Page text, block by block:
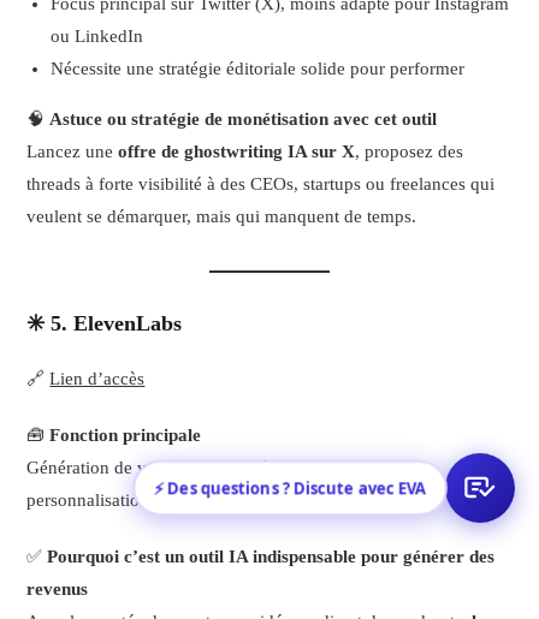
ou LinkedIn
Nécessite une stratégie éditoriale solide pour performer
🧠 Astuce ou stratégie de monétisation avec cet outil
Lancez uneoffre de ghostwriting IA sur X, proposez des
threads à forte visibilité à des CEOs, startups ou freelances qui
veulent se démarquer, mais qui manquent de temps.
✳️ 5. ElevenLabs
🔗Lien d’accès
🧰Fonction principale
Génération de voix humaines réalistes par IA, avec
personnalisation complète.
✅Pourquoi c’est un outil IA indispensable pour générer des
revenus
⚡ Des questions ? Discute avec EVA